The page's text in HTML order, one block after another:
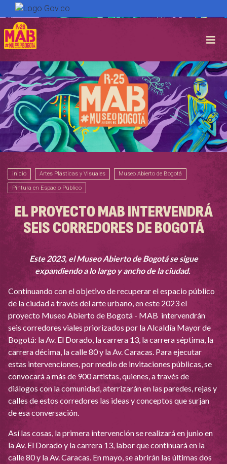
al
inicio Artes Plásticas y Visuales Museo Abierto de Bogotá
Pintura en Espacio Público
EL PROYECTO MAB INTERVENDRÁ
SEIS CORREDORES DE BOGOTÁ
Este 2023, el Museo Abierto de Bogotá se sigue
expandiendo a lo largo y ancho de la ciudad.
Continuando con el objetivo de recuperar el espacio público
de la ciudad a través del arte urbano, en este 2023 el
proyecto Museo Abierto de Bogotá - MAB intervendrán
seis corredores viales priorizados por la Alcaldía Mayor de
Bogotá: la Av. El Dorado, la carrera 13, la carrera séptima, la
carrera décima, la calle 80 y la Av. Caracas. Para ejecutar
estas intervenciones, por medio de invitaciones públicas, se
convocará a más de 900 artistas, quienes, a través de
diálogos con la comunidad, aterrizarán en las paredes, rejas y
calles de estos corredores las ideas y conceptos que surjan
de esa conversación.
Así las cosas, la primera intervención se realizará en junio en
la Av. El Dorado y la carrera 13, labor que continuará en la
calle 80 y la Av. Caracas. En mayo, se abrirán las últimas dos